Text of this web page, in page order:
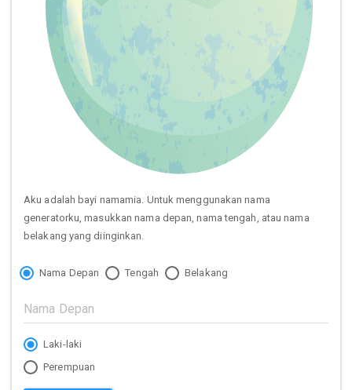
Aku adalah bayi namamia. Untuk menggunakan nama
generatorku, masukkan nama depan, nama tengah, atau nama
belakang yang diinginkan.
Nama Depan Tengah Belakang
Laki-laki
Perempuan